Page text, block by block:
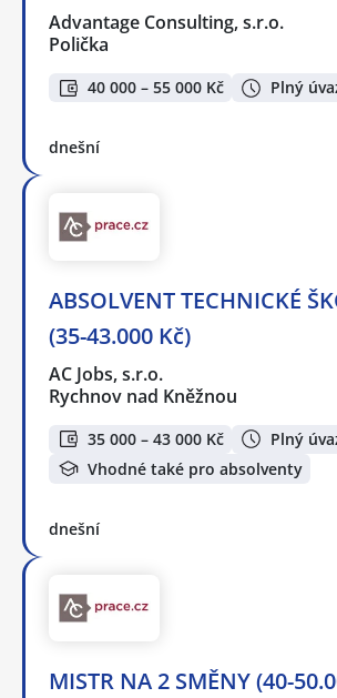
Advantage Consulting, s.r.o.
Polička
40 000 – 55 000 Kč Plný
dnešní
ABSOLVENT TECHNICKÉ
(35-43.000 Kč)
AC Jobs, s.r.o.
Rychnov nad Kněžnou
35 000 – 43 000 Kč
Plný
Vhodné také pro absolventy
dnešní
MISTR NA 2 SMĚNY (40-